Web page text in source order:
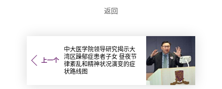
返回
上一个
中大医学院领导研究揭示大
湾区躁郁症患者子女 昼夜节
律紊乱和精神状况演变的症
状路线图